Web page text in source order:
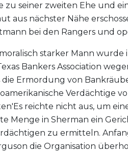
zu seiner zweiten Ehe und
aus nächster Nähe
bei den Rangers und
starker Mann
Bankers Association
die Ermordung von
Verdächtige
reichte nicht aus, um
Menge in Sherman ein
zu ermitteln.
die Organisation